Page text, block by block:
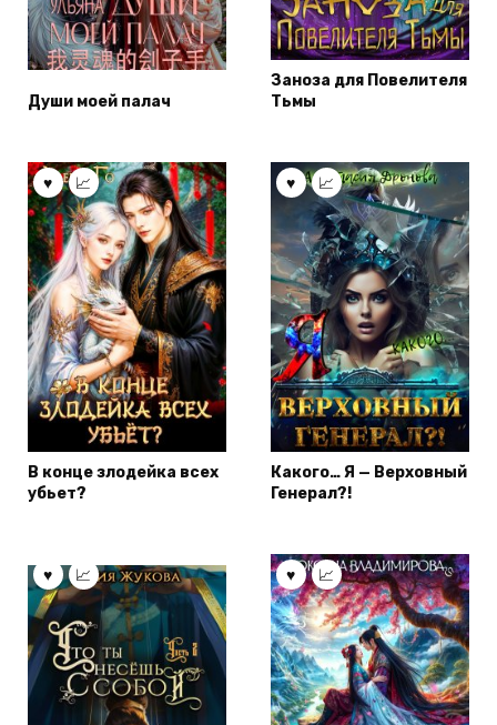
Души моей палач
Заноза для Повелителя
Тьмы
В конце злодейка всех
убьет?
Какого… Я — Верховный
Генерал?!